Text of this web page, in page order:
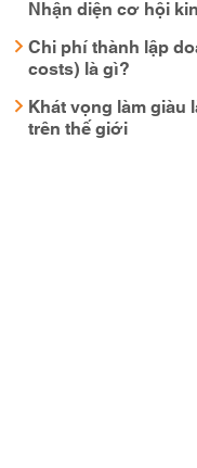
Nhận diện cơ hội
Chi phí thành lập
costs) là gì?
Khát vọng làm giàu
trên thế giới